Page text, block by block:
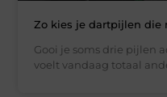
Zo kies je dartpijlen die
Gooi je soms drie pijlen
voelt vandaag totaal